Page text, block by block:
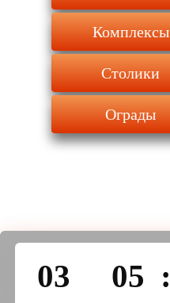
Комплексы
Столики
Ограды
03 05 :